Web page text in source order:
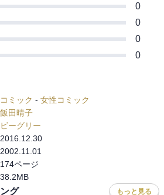
0
0
0
0
コミック - 女性コミック
飯田晴子
ビーグリー
2016.12.30
2002.11.01
174ページ
38.2MB
グ もっと見る